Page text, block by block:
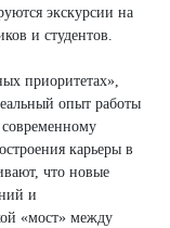
экскурсии на
и студентов.
приоритетах»,
опыт работы
карьеры в
что новые
и
«мост» между